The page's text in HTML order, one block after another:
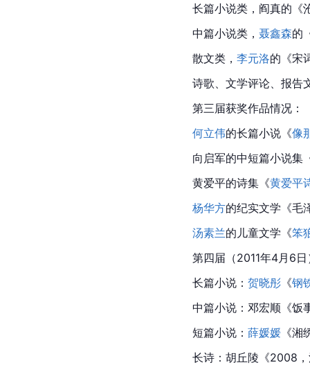
长篇小说类，阎真的《
中篇小说类， 聂鑫森的
散文类， 李元洛的《宋
诗歌、文学评论、报告
第三届获奖作品情况：
何立伟的长篇小说《像
向启军的中短篇小说集
黄爱平的诗集《黄爱平
杨华方的纪实文学《毛
汤素兰的儿童文学《笨
第四届（2011年4月6
长篇小说： 贺晓彤 《钢
中篇小说：邓宏顺《饭
短篇小说： 薛媛媛 《湘
长诗： 胡丘陵 《2008